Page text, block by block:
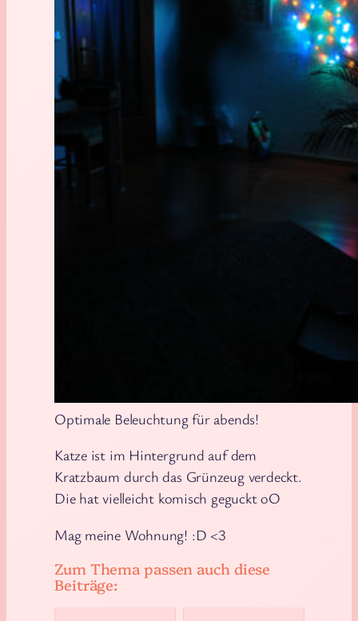
Optimale Beleuchtung für abends!
Katze ist im Hintergrund auf dem
Kratzbaum durch das Grünzeug verdeckt.
Die hat vielleicht komisch geguckt oO
Mag meine Wohnung! :D <3
Zum Thema passen auch diese
Beiträge: